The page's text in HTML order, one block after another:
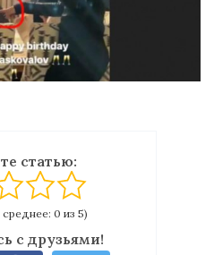
статью:
0 из 5)
с друзьями!